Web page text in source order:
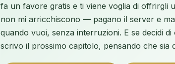
fa un favore gratis e ti viene voglia di offrirgli
non mi arricchiscono — pagano il server e
quando vuoi, senza interruzioni. E se decidi
scrivo il prossimo capitolo, pensando che sia